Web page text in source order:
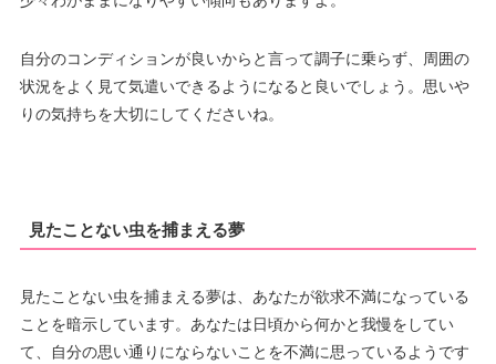
自分のコンディションが良いからと言って調子に乗らず、周囲の
状況をよく見て気遣いできるようになると良いでしょう。思いや
りの気持ちを大切にしてくださいね。
見たことない虫を捕まえる夢
見たことない虫を捕まえる夢は、あなたが欲求不満になっている
ことを暗示しています。あなたは日頃から何かと我慢をしてい
て、自分の思い通りにならないことを不満に思っているようです